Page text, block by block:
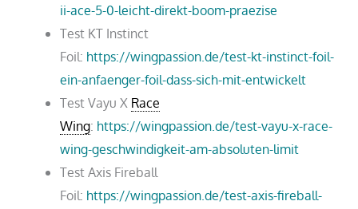
ii-ace-5-0-leicht-direkt-boom-praezise
Test KT Instinct
Foil: https://wingpassion.de/test-kt-instinct-foil-
ein-anfaenger-foil-dass-sich-mit-entwickelt
Test Vayu X Race
Wing: https://wingpassion.de/test-vayu-x-race-
wing-geschwindigkeit-am-absoluten-limit
Test Axis Fireball
Foil: https://wingpassion.de/test-axis-fireball-